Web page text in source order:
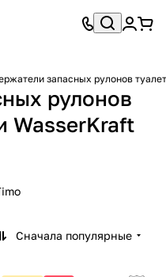
запасных рулонов
рулонов
WasserKraft
Сначала популярные